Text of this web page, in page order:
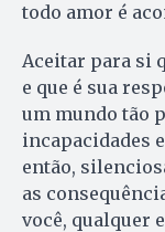
todo amor é
Aceitar para si
e que é sua
um mundo tão
incapacidades
então,
as
você, qualquer